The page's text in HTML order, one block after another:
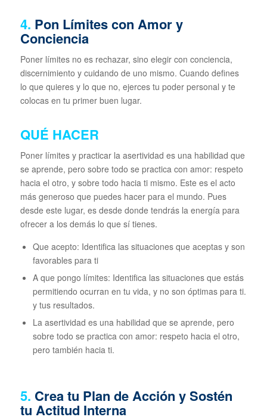
4. Pon Límites con Amor y
Conciencia
Poner límites no es rechazar, sino elegir con conciencia,
discernimiento y cuidando de uno mismo. Cuando defines
lo que quieres y lo que no, ejerces tu poder personal y te
colocas en tu primer buen lugar.
QUÉ HACER
Poner límites y practicar la asertividad es una habilidad que
se aprende, pero sobre todo se practica con amor: respeto
hacia el otro, y sobre todo hacia ti mismo. Este es el acto
más generoso que puedes hacer para el mundo. Pues
desde este lugar, es desde donde tendrás la energía para
ofrecer a los demás lo que sí tienes.
Que acepto: Identifica las situaciones que aceptas y son
favorables para ti
A que pongo límites: Identifica las situaciones que estás
permitiendo ocurran en tu vida, y no son óptimas para ti.
y tus resultados.
La asertividad es una habilidad que se aprende, pero
sobre todo se practica con amor: respeto hacia el otro,
pero también hacia ti.
5. Crea tu Plan de Acción y Sostén
tu Actitud Interna